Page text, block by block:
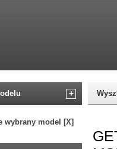
+
wybrany model [X]